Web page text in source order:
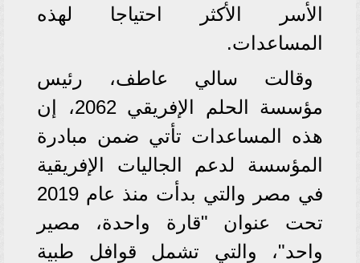
الأسر الأكثر احتياجا لهذه
المساعدات.
وقالت سالي عاطف، رئيس
مؤسسة الحلم الإفريقي 2062، إن
هذه المساعدات تأتي ضمن مبادرة
المؤسسة لدعم الجاليات الإفريقية
في مصر والتي بدأت منذ عام 2019
تحت عنوان "قارة واحدة، مصير
واحد"، والتي تشمل قوافل طبية